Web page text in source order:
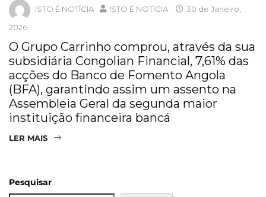
ISTO É NOTÍCIA ISTO É NOTÍCIA
30 de Janeiro,
2026
O Grupo Carrinho comprou, através da sua
subsidiária Congolian Financial, 7,61% das
acções do Banco de Fomento Angola
(BFA), garantindo assim um assento na
Assembleia Geral da segunda maior
instituição financeira bancá
LER MAIS
Pesquisar